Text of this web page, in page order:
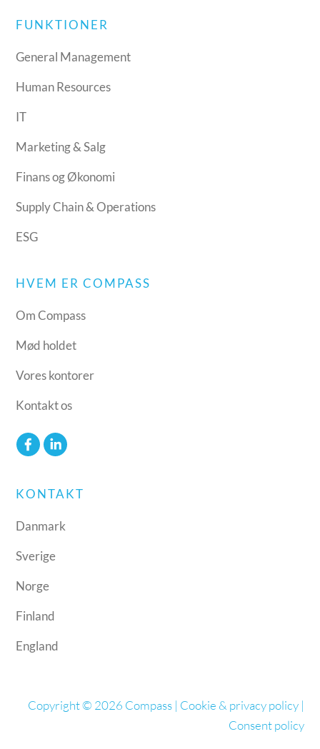
FUNKTIONER
General Management
Human Resources
IT
Marketing & Salg
Finans og Økonomi
Supply Chain & Operations
ESG
HVEM ER COMPASS
Om Compass
Mød holdet
Vores kontorer
Kontakt os
KONTAKT
Danmark
Sverige
Norge
Finland
England
Copyright © 2026 Compass | Cookie & privacy policy|
Consent policy